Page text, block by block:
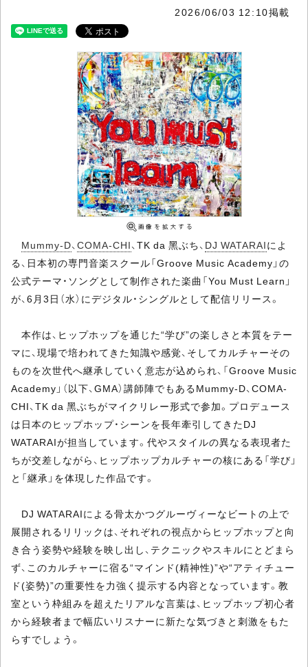
2026/06/03 12:10掲載
Mummy-D、COMA-CHI、TK da 黑ぶち、 DJ WATARAIによ
る、日本初の専門音楽スクール「Groove Music Academy」の
公式テーマ・ソングとして制作された楽曲「You Must Learn」
が、6月3日（水）にデジタル・シングルとして配信リリース。
本作は、ヒップホップを通じた“学び”の楽しさと本質をテー
マに、現場で培われてきた知識や感覚、そしてカルチャーその
ものを次世代へ継承していく意志が込められ、「Groove Music
Academy」（以下、GMA）講師陣でもあるMummy-D、COMA-
CHI、TK da 黑ぶちがマイクリレー形式で参加。プロデュース
は日本のヒップホップ・シーンを長年牽引してきたDJ
WATARAIが担当しています。代やスタイルの異なる表現者た
ちが交差しながら、ヒップホップカルチャーの核にある「学び」
と「継承」を体現した作品です。
DJ WATARAIによる骨太かつグルーヴィーなビートの上で
展開されるリリックは、それぞれの視点からヒップホップと向
き合う姿勢や経験を映し出し、テクニックやスキルにとどまら
ず、このカルチャーに宿る“マインド(精神性)”や“アティチュー
ド(姿勢)”の重要性を力強く提示する内容となっています。教
室という枠組みを超えたリアルな言葉は、ヒップホップ初心者
から経験者まで幅広いリスナーに新たな気づきと刺激をもた
らすでしょう。